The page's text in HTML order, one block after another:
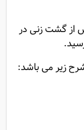
و پس از گشت زنی در
زیر می باشد: